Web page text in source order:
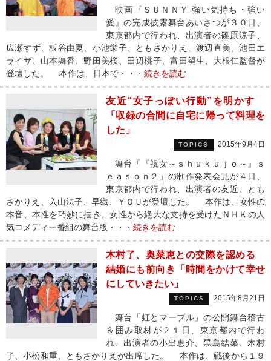
映画『ＳＵＮＮＹ 強い気持ち・強い
愛』の完成披露舞台あいさつが３０日、
東京都内で行われ、出演者の篠原涼子、
広瀬すず、板谷由夏、小池栄子、ともさかりえ、渡辺直美、池田エ
ライザ、山本舞香、野田美桜、田辺桃子、富田望生、大根仁監督が
登壇した。 本作は、日本で・・・ 続きを読む
友近“女子っぽい行動”を明かす
「収録の合間に自宅に帰って料理を
した」
TOPICS 2015年9月4日
舞台「『祝女～ｓｈｕｋｕｊｏ～』ｓ
ｅａｓｏｎ２」の制作発表会見が４日、
東京都内で行われ、出演者の友近、とも
さかりえ、入山法子、早織、ＹＯＵが登壇した。 本作は、女性の
本音、本性を巧妙に描き、女性から絶大な支持を受けたＮＨＫの人
気コメディー番組の舞台版・・・ 続きを読む
木村了、奥菜恵との交際を認める
結婚にも前向き「時間をかけて幸せ
にしていきたい」
TOPICS 2015年8月21日
舞台「虹とマーブル」の公開舞台稽古
＆囲み取材が２１日、東京都内で行わ
れ、出演者の小出恵介、黒島結菜、木村
了、小松和重、ともさかりえが出席した。 本作は、戦後から１９